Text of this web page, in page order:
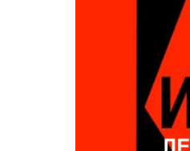
О Доме
Контакты